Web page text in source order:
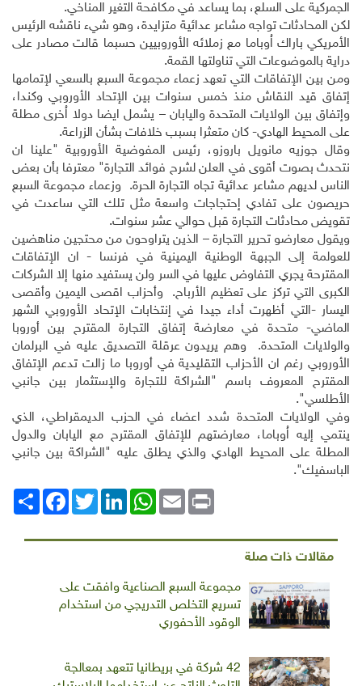
الجمركية على السلع، بما يساعد في مكافحة التغير المناخي.
لكن المحادثات تواجه مشاعر عدائية متزايدة، وهو شيء ناقشه الرئيس
الأمريكي باراك اُوباما مع زملائه الأوروبيين حسبما قالت مصادر على
دراية بالموضوعات التي تناولتها القمة.
ومن بين الإتفاقات التي تعهد زعماء مجموعة السبع بالسعي لإتمامها
إتفاق قيد النقاش منذ خمس سنوات بين الإتحاد الأوروبي وكندا،
وإتفاق بين الولايات المتحدة واليابان – يشمل ايضا دولا اُخرى مطلة
على المحيط الهادي- كان متعثرا بسبب خلافات بشأن الزراعة.
وقال جوزيه مانويل باروزو، رئيس المفوضية الأوروبية "علينا ان
نتحدث بصوت أقوى في العلن لشرح فوائد التجارة" معترفا بأن بعض
الناس لديهم مشاعر عدائية تجاه التجارة الحرة. وزعماء مجموعة السبع
حريصون على تفادي إحتجاجات واسعة مثل تلك التي ساعدت في
تقويض محادثات التجارة قبل حوالي عشر سنوات.
ويقول معارضو تحرير التجارة – الذين يتراوحون من محتجين مناهضين
للعولمة إلى الجبهة الوطنية اليمينية في فرنسا - ان الإتفاقات
المقترحة يجري التفاوض عليها في السر ولن يستفيد منها إلا الشركات
الكبرى التي تركز على تعظيم الأرباح. وأحزاب اقصى اليمين وأقصى
اليسار -التي أظهرت أداء جيدا في إنتخابات الإتحاد الأوروبي الشهر
الماضي- متحدة في معارضة إتفاق التجارة المقترح بين أوروبا
والولايات المتحدة. وهم يريدون عرقلة التصديق عليه في البرلمان
الأوروبي رغم ان الأحزاب التقليدية في أوروبا ما زالت تدعم الإتفاق
المقترح المعروف باسم "الشراكة للتجارة والإستثمار بين جانبي
الأطلسي".
وفي الولايات المتحدة شدد اعضاء في الحزب الديمقراطي، الذي
ينتمي إليه اُوباما، معارضتهم للإتفاق المقترح مع اليابان والدول
المطلة على المحيط الهادي والذي يطلق عليه "الشراكة بين جانبي
الباسفيك".
انشر
FacebookTwitterLinkedIn
WhatsAppEmail Print
مقالات ذات صلة
مجموعة السبع الصناعية وافقت على
تسريع التخلص التدريجي من استخدام
الوقود الأحفوري
42 شركة في بريطانيا تتعهد بمعالجة